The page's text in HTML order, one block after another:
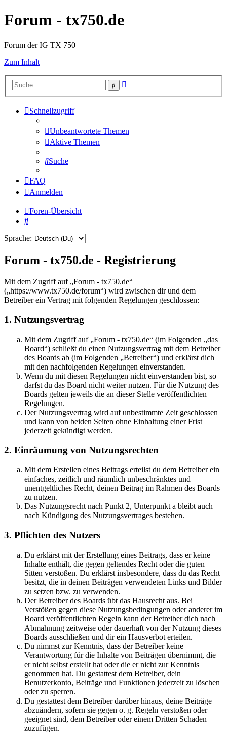
Forum - tx750.de
Forum der IG TX 750
Zum Inhalt
Suche
Schnellzugriff
Unbeantwortete Themen
Aktive Themen
Suche
FAQ
Anmelden
Foren-Übersicht
Suche
Sprache:
Forum - tx750.de - Registrierung
Mit dem Zugriff auf „Forum - tx750.de“
(„https://www.tx750.de/forum“) wird zwischen dir und dem
Betreiber ein Vertrag mit folgenden Regelungen geschlossen:
1. Nutzungsvertrag
Mit dem Zugriff auf „Forum - tx750.de“ (im Folgenden „das
Board“) schließt du einen Nutzungsvertrag mit dem Betreiber
des Boards ab (im Folgenden „Betreiber“) und erklärst dich
mit den nachfolgenden Regelungen einverstanden.
Wenn du mit diesen Regelungen nicht einverstanden bist, so
darfst du das Board nicht weiter nutzen. Für die Nutzung des
Boards gelten jeweils die an dieser Stelle veröffentlichten
Regelungen.
Der Nutzungsvertrag wird auf unbestimmte Zeit geschlossen
und kann von beiden Seiten ohne Einhaltung einer Frist
jederzeit gekündigt werden.
2. Einräumung von Nutzungsrechten
Mit dem Erstellen eines Beitrags erteilst du dem Betreiber ein
einfaches, zeitlich und räumlich unbeschränktes und
unentgeltliches Recht, deinen Beitrag im Rahmen des Boards
zu nutzen.
Das Nutzungsrecht nach Punkt 2, Unterpunkt a bleibt auch
nach Kündigung des Nutzungsvertrages bestehen.
3. Pflichten des Nutzers
Du erklärst mit der Erstellung eines Beitrags, dass er keine
Inhalte enthält, die gegen geltendes Recht oder die guten
Sitten verstoßen. Du erklärst insbesondere, dass du das Recht
besitzt, die in deinen Beiträgen verwendeten Links und Bilder
zu setzen bzw. zu verwenden.
Der Betreiber des Boards übt das Hausrecht aus. Bei
Verstößen gegen diese Nutzungsbedingungen oder anderer im
Board veröffentlichten Regeln kann der Betreiber dich nach
Abmahnung zeitweise oder dauerhaft von der Nutzung dieses
Boards ausschließen und dir ein Hausverbot erteilen.
Du nimmst zur Kenntnis, dass der Betreiber keine
Verantwortung für die Inhalte von Beiträgen übernimmt, die
er nicht selbst erstellt hat oder die er nicht zur Kenntnis
genommen hat. Du gestattest dem Betreiber, dein
Benutzerkonto, Beiträge und Funktionen jederzeit zu löschen
oder zu sperren.
Du gestattest dem Betreiber darüber hinaus, deine Beiträge
abzuändern, sofern sie gegen o. g. Regeln verstoßen oder
geeignet sind, dem Betreiber oder einem Dritten Schaden
zuzufügen.